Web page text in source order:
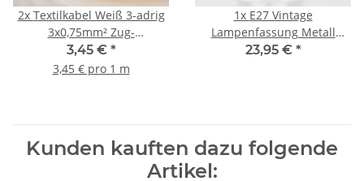
2x Textilkabel Weiß 3-adrig
3x0,75mm² Zug-
Pendelleitung S03RT-F
3G0,75
3,45 € *
3,45 € pro 1 m
1x E27 Vintage
Lampenfassung Metall
Messing vernickelt mit
23,95 € *
Kunden kauften dazu folgende
Artikel: